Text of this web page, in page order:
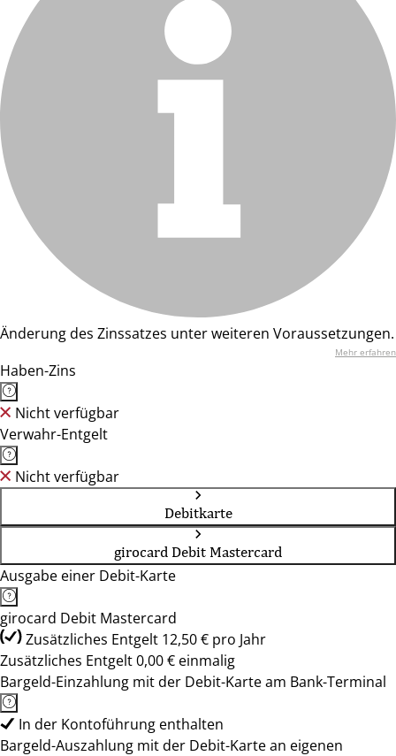
Änderung des Zinssatzes unter weiteren Voraussetzungen.
Mehr erfahren
Haben-Zins
Nicht verfügbar
Verwahr-Entgelt
Nicht verfügbar
Debitkarte
girocard Debit Mastercard
Ausgabe einer Debit-Karte
girocard Debit Mastercard
Zusätzliches Entgelt 12,50 € pro Jahr
Zusätzliches Entgelt 0,00 € einmalig
Bargeld-Einzahlung mit der Debit-Karte am Bank-Terminal
In der Kontoführung enthalten
Bargeld-Auszahlung mit der Debit-Karte an eigenen